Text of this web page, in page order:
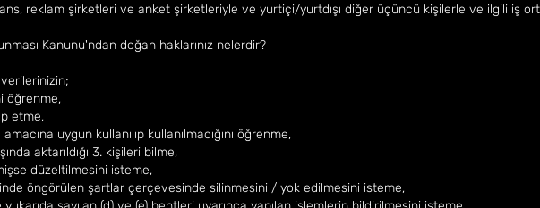
reklam şirketleri ve anket şirketleriyle ve yurtiçi/yurtdışı diğer üçüncü kişilerle ve ilgili iş
Kanunu'ndan doğan haklarınız nelerdir?
verilerinizin;
öğrenme,
etme,
uygun kullanılıp kullanılmadığını öğrenme,
aktarıldığı 3. kişileri bilme,
düzeltilmesini isteme,
öngörülen şartlar çerçevesinde silinmesini / yok edilmesini isteme,